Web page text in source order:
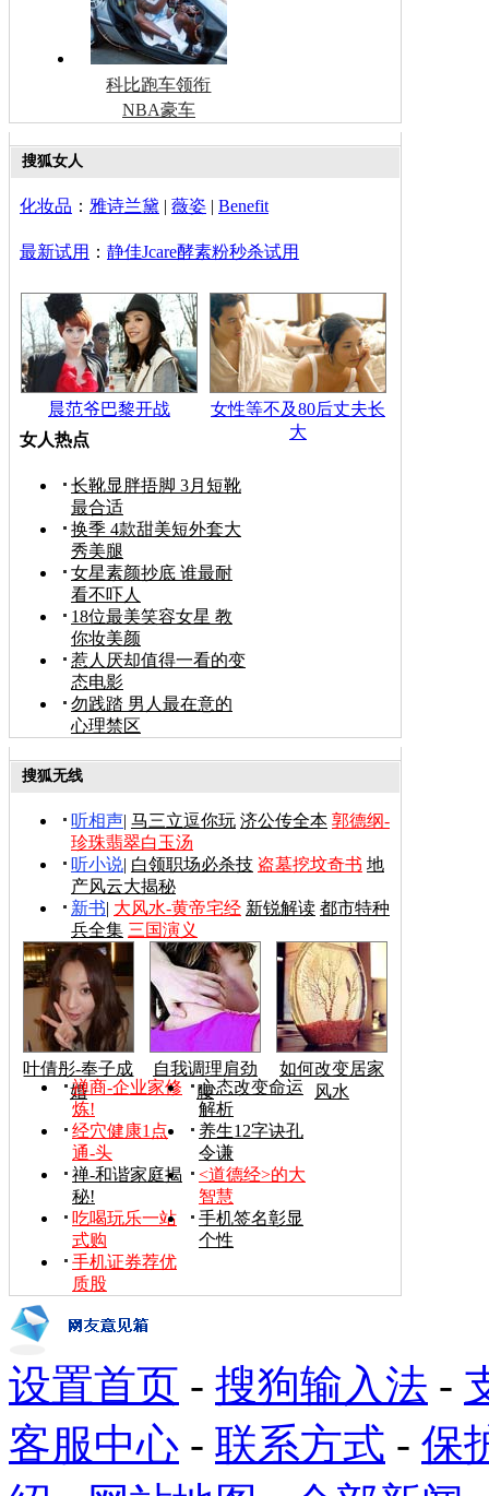
科比跑车领衔
NBA豪车
搜狐女人
化妆品 ： 雅诗兰黛 | 薇姿 | Benefit
最新试用 ： 静佳Jcare酵素粉秒杀试用
晨范爷巴黎开战
女性等不及80后丈夫长
大
女人热点
长靴显胖捂脚 3月短靴
最合适
换季 4款甜美短外套大
秀美腿
女星素颜抄底 谁最耐
看不吓人
18位最美笑容女星 教
你妆美颜
惹人厌却值得一看的变
态电影
勿践踏 男人最在意的
心理禁区
搜狐无线
听相声| 马三立逗你玩 济公传全本 郭德纲-
珍珠翡翠白玉汤
听小说| 白领职场必杀技 盗墓挖坟奇书 地
产风云大揭秘
新书| 大风水-黄帝宅经 新锐解读 都市特种
兵全集 三国演义
叶倩彤-奉子成
婚
自我调理肩劲
腰
如何改变居家
风水
禅商-企业家修
炼!
心态改变命运
解析
经穴健康1点
通-头
养生12字诀孔
令谦
禅-和谐家庭揭
秘!
<道德经>的大
智慧
吃喝玩乐一站
式购
手机签名彰显
个性
手机证券荐优
质股
设置首页 - 搜狗输入法 -
客服中心 - 联系方式 - 保